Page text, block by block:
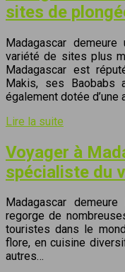
sites de
Madagascar
variété de sites plus
Madagascar est
Makis, ses Baobabs
également dotée d’une
Lire la suite
Voyager à
spécialiste du
Madagascar
regorge de
touristes dans le
flore, en cuisine
autres…